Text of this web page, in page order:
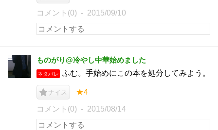
コメント(0) 2015/09/10
ものがり@冷やし中華始めました
ネタバレ ふむ。手始めにこの本を処分してみよう。
ナイス ★4
コメント(0) 2015/08/14